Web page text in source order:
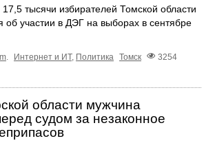
17,5 тысячи избирателей Томской области
об участии в ДЭГ на выборах в сентябре
Интернет и ИТ, Политика Томск
3254
области мужчина
судом за незаконное